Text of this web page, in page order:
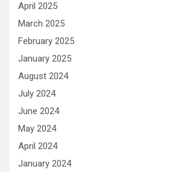
April 2025
March 2025
February 2025
January 2025
August 2024
July 2024
June 2024
May 2024
April 2024
January 2024